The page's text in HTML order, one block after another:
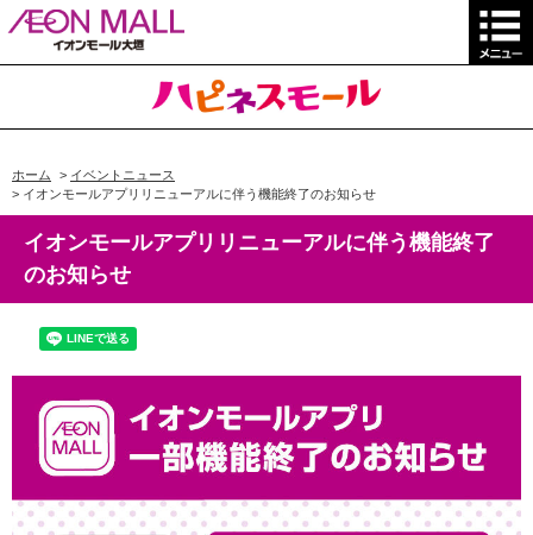
ホーム > イベントニュース
> イオンモールアプリリニューアルに伴う機能終了のお知らせ
イオンモールアプリリニューアルに伴う機能終了
のお知らせ